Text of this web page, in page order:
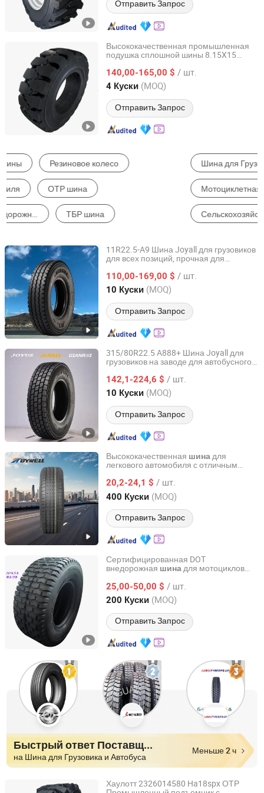
Отправить Запрос
Высококачественная промышленная
подушка сплошной шины 8.15X15
погрузчика 28X9-15
140,00-165,00 $ / шт.
4 Куски (MOQ)
Отправить Запрос
JIANGSU TOPOWER TYRE CO., LTD.
Jiangsu, China с 2022
Шина для Грузовика и Автобуса Автомобильные Шины
Мотоциклетная Шина
Сельскохозяйственная Шина Промышленная Резина
11R22.5-A9 Шина Joyall для грузовиков
для всех позиций, прочная для
110,00-169,00 $ / шт.
10 Куски (MOQ)
Отправить Запрос
Joyall (Weihai) Tire Co., Ltd.
Shandong, China с 2021
315/80R22.5 A888+ Шина Joyall для
грузовиков на заводе для автобусного
142,1-224,6 $ / шт.
10 Куски (MOQ)
Отправить Запрос
Joyall (Weihai) Tire Co., Ltd.
Shandong, China с 2021
Высококачественная шинадля
легкового автомобиля с отличным
и трассовой езды
20,2-24,1 $ / шт.
400 Куски (MOQ)
Отправить Запрос
Bywell Industry Ltd
Shandong, China с 2016
Сертифицированная DOT
внедорожная шинадля мотоциклов
длительным сроком службы
25,00-50,00 $ / шт.
200 Куски (MOQ)
Отправить Запрос
Hebei Wanjun Tire Co.,Ltd
Hebei, China с 2025
Быстрый ответ Поставщики
на Шина для Грузовика и Автобуса
Меньше 2 ч
Хаулотт 2326014580 Ha18spx ОТР